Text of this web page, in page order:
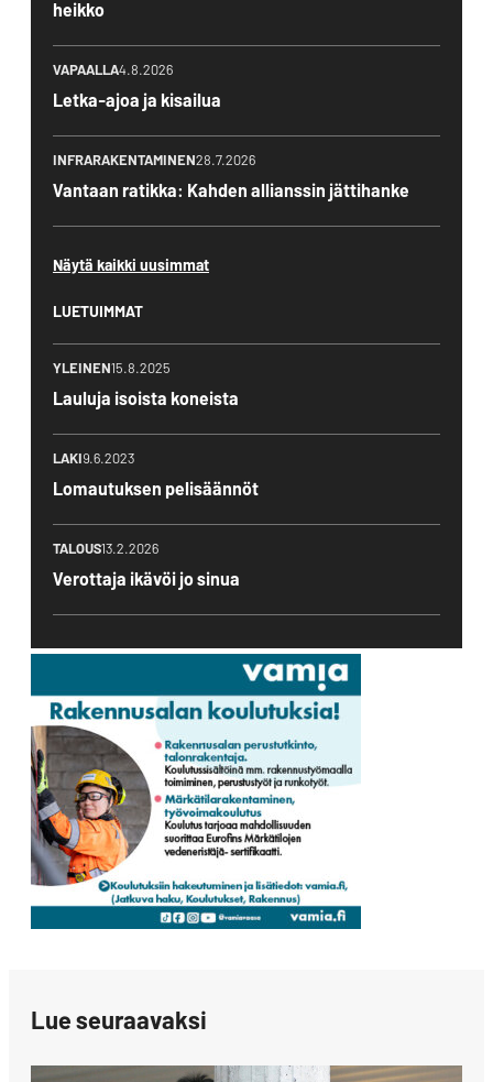
heikko
VAPAALLA4.8.2026
Letka-ajoa ja kisailua
INFRARAKENTAMINEN28.7.2026
Vantaan ratikka: Kahden allianssin jättihanke
Näytä kaikki uusimmat
LUETUIMMAT
YLEINEN15.8.2025
Lauluja isoista koneista
LAKI9.6.2023
Lomautuksen pelisäännöt
TALOUS13.2.2026
Verottaja ikävöi jo sinua
Lue seuraavaksi